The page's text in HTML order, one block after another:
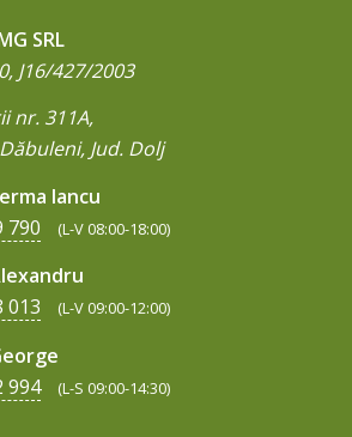
SRL
J16/427/2003
nr. 311A,
Jud. Dolj
Iancu
790
(L-V 08:00-18:00)
013
(L-V 09:00-12:00)
994
(L-S 09:00-14:30)